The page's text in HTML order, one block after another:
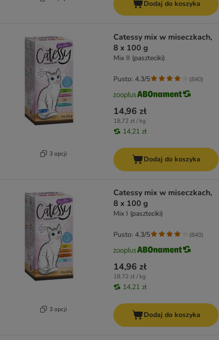
Dodaj do koszyka
3 opcji
Catessy mix w miseczkach,
8 x 100 g
Mix II (paszteciki)
14,96 zł
18,72 zł / kg
14,21 zł
Pusto: 4.3/5 (840)
Dodaj do koszyka
3 opcji
Catessy mix w miseczkach,
8 x 100 g
Mix I (paszteciki)
14,96 zł
18,72 zł / kg
14,21 zł
Pusto: 4.3/5 (840)
Dodaj do koszyka